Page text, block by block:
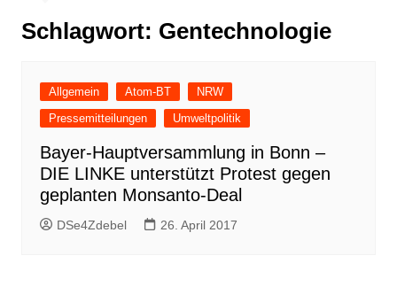
Schlagwort: Gentechnologie
Allgemein Atom-BT
NRW
Pressemitteilungen
Umweltpolitik
Bayer-Hauptversammlung in Bonn –
DIE LINKE unterstützt Protest gegen
geplanten Monsanto-Deal
DSe4Zdebel 26. April 2017